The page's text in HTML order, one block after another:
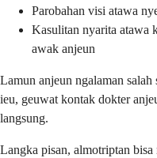
Parobahan visi atawa
Kasulitan nyarita atawa
awak anjeun
Lamun anjeun ngalaman
ieu, geuwat kontak dokter
langsung.
Langka pisan, almotriptan